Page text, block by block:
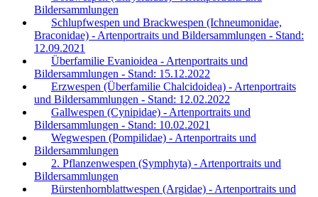
Bildersammlungen
Schlupfwespen und Brackwespen (Ichneumonidae,
Braconidae) - Artenportraits und Bildersammlungen - Stand:
12.09.2021
Überfamilie Evanioidea - Artenportraits und
Bildersammlungen - Stand: 15.12.2022
Erzwespen (Überfamilie Chalcidoidea) - Artenportraits
und Bildersammlungen - Stand: 12.02.2022
Gallwespen (Cynipidae) - Artenportraits und
Bildersammlungen - Stand: 10.02.2021
Wegwespen (Pompilidae) - Artenportraits und
Bildersammlungen
2. Pflanzenwespen (Symphyta) - Artenportraits und
Bildersammlungen
Bürstenhornblattwespen (Argidae) - Artenportraits und